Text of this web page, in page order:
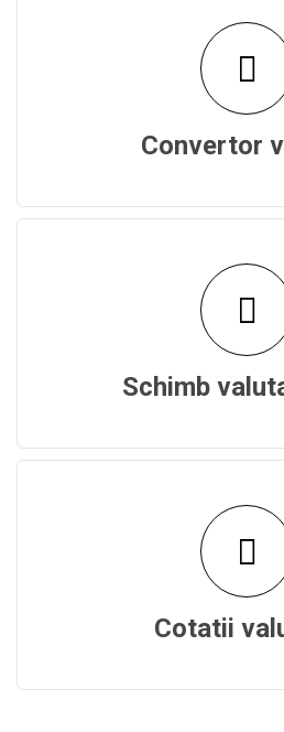
Convertor
Schimb
Cotatii